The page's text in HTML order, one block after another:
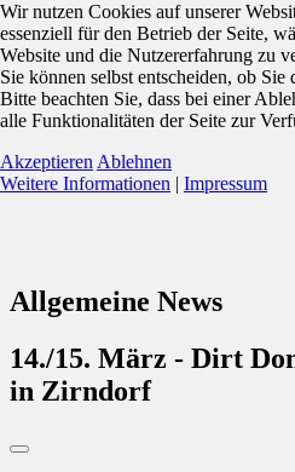
Allgemeine News
14./15. März - Dirt
in Zirndorf
Wir nutzen Cookies auf unserer
essenziell für den Betrieb der Seite,
Website und die Nutzererfahrung zu
Sie können selbst entscheiden, ob
Bitte beachten Sie, dass bei einer
alle Funktionalitäten der Seite zur
Akzeptieren Ablehnen
Weitere Informationen | Impressum